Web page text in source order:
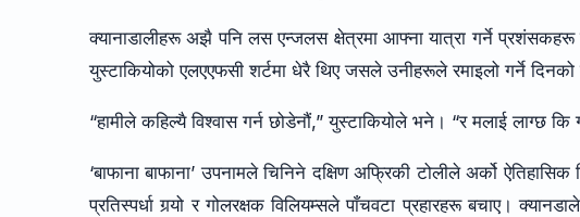
क्यानाडालीहरू अझै पनि लस एन्जलस क्षेत्रमा आफ्ना यात्रा गर्ने
युस्टाकियोको एलएएफसी शर्टमा धेरै थिए जसले उनीहरूले रमाइलो गर्ने
“हामीले कहिल्यै विश्वास गर्न छोडेनौं,” युस्टाकियोले भने। “र मलाई लाग्छ
‘बाफाना बाफाना’ उपनामले चिनिने दक्षिण अफ्रिकी टोलीले अर्को
प्रतिस्पर्धा गर्‍यो र गोलरक्षक विलियम्सले पाँचवटा प्रहारहरू बचाए।